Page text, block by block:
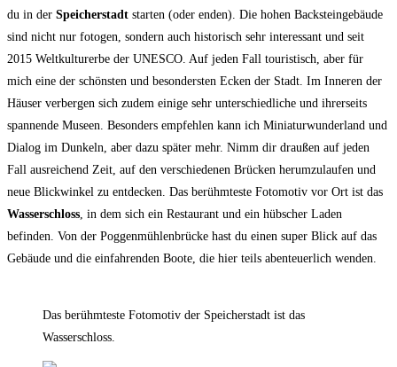
du in der Speicherstadt starten (oder enden). Die hohen Backsteingebäude
sind nicht nur fotogen, sondern auch historisch sehr interessant und seit
2015 Weltkulturerbe der UNESCO. Auf jeden Fall touristisch, aber für
mich eine der schönsten und besondersten Ecken der Stadt. Im Inneren der
Häuser verbergen sich zudem einige sehr unterschiedliche und ihrerseits
spannende Museen. Besonders empfehlen kann ich Miniaturwunderland und
Dialog im Dunkeln, aber dazu später mehr. Nimm dir draußen auf jeden
Fall ausreichend Zeit, auf den verschiedenen Brücken herumzulaufen und
neue Blickwinkel zu entdecken. Das berühmteste Fotomotiv vor Ort ist das
Wasserschloss , in dem sich ein Restaurant und ein hübscher Laden
befinden. Von der Poggenmühlenbrücke hast du einen super Blick auf das
Gebäude und die einfahrenden Boote, die hier teils abenteuerlich wenden.
Das berühmteste Fotomotiv der Speicherstadt ist das
Wasserschloss.